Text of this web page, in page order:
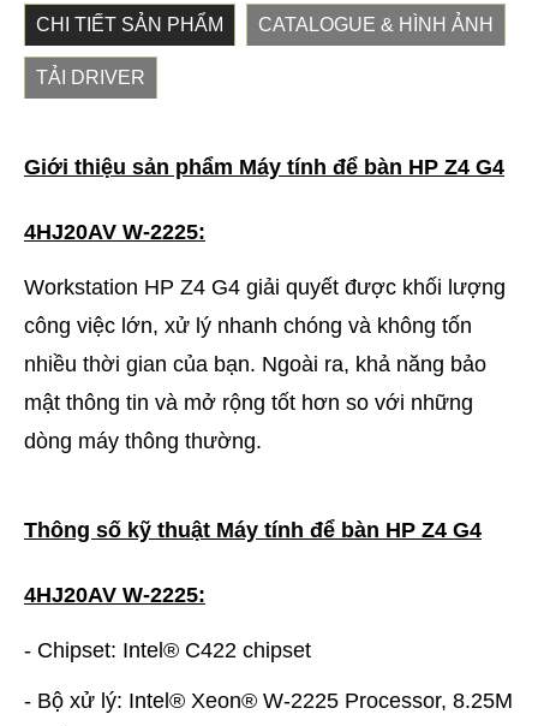
CHI TIẾT SẢN PHẨM CATALOGUE & HÌNH ẢNH
TẢI DRIVER
Giới thiệu sản phẩm Máy tính để bàn HP Z4 G4
4HJ20AV W-2225:
Workstation HP Z4 G4 giải quyết được khối lượng
công việc lớn, xử lý nhanh chóng và không tốn
nhiều thời gian của bạn. Ngoài ra, khả năng bảo
mật thông tin và mở rộng tốt hơn so với những
dòng máy thông thường.
Thông số kỹ thuật Máy tính để bàn HP Z4 G4
4HJ20AV W-2225:
- Chipset: Intel® C422 chipset
- Bộ xử lý: Intel® Xeon® W-2225 Processor, 8.25M